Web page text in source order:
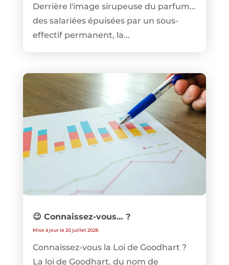
Derrière l'image sirupeuse du parfum...
des salariées épuisées par un sous-
effectif permanent, la...
😉 Connaissez-vous… ?
Mise à jour le 20 juillet 2026
Connaissez-vous la Loi de Goodhart ?
La loi de Goodhart, du nom de